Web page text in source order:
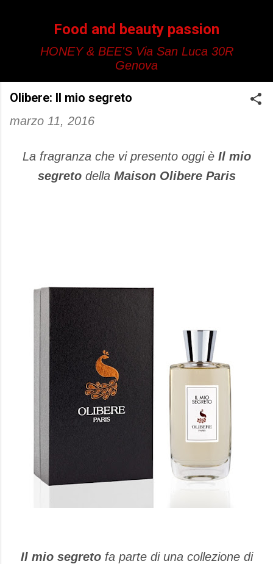
Food and beauty passion
HONEY & BEE'S Via San Luca 30R
Genova
Olibere: Il mio segreto
marzo 11, 2016
La fragranza che vi presento oggi è Il mio
segretodella Maison Olibere Paris
Il mio segretofa parte di una collezione di